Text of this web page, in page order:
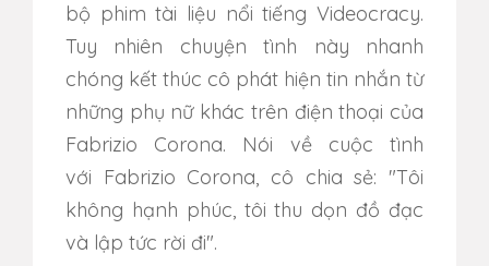
bộ phim tài liệu nổi tiếng Videocracy.
Tuy nhiên chuyện tình này nhanh
chóng kết thúc cô phát hiện tin nhắn từ
những phụ nữ khác trên điện thoại của
Fabrizio Corona. Nói về cuộc tình
với Fabrizio Corona, cô chia sẻ: "Tôi
không hạnh phúc, tôi thu dọn đồ đạc
và lập tức rời đi".